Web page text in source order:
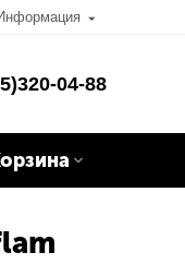
04-88